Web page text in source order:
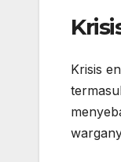
Krisis